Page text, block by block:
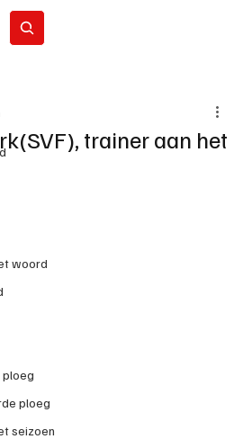
woord
ploeg
seizoen
trainer aan het